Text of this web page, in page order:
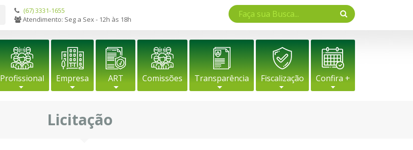
(67) 3331-1655
Atendimento: Seg a Sex - 12h às 18h
Profissional Empresa ART Comissões Transparência Fiscalização Confira +
Licitação